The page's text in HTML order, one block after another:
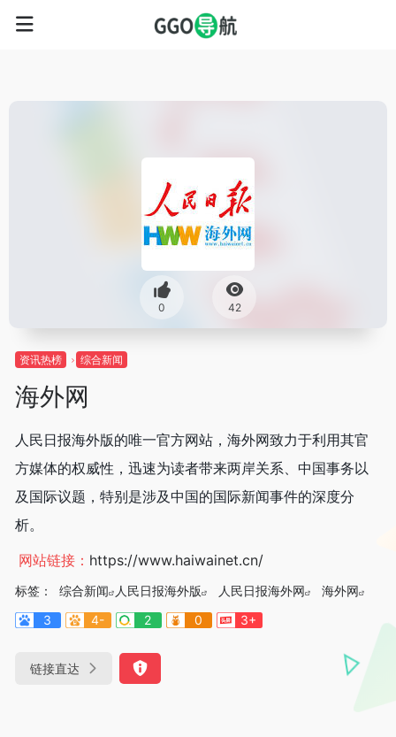
0 42
资讯热榜 综合新闻
海外网
人民日报海外版的唯一官方网站，海外网致力于利用其官
方媒体的权威性，迅速为读者带来两岸关系、中国事务以
及国际议题，特别是涉及中国的国际新闻事件的深度分
析。
网站链接： https://www.haiwainet.cn/
标签： 综合新闻 人民日报海外版 人民日报海外网
海外网
3
4- 2 0 3+
链接直达